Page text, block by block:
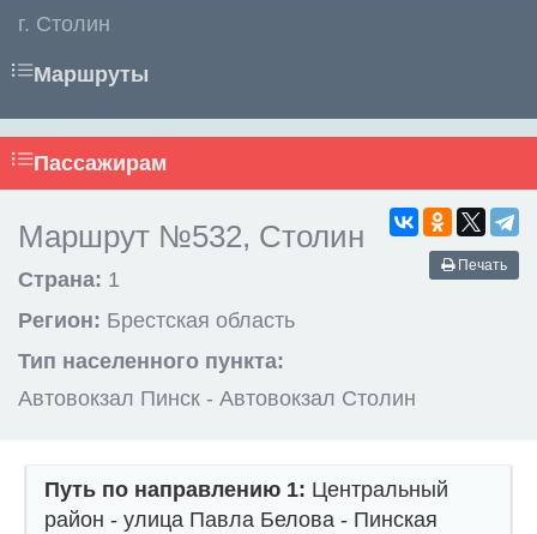
г. Столин
Маршруты
Пассажирам
Печать
Маршрут №532, Столин
Страна: 1
Регион: Брестская область
Тип населенного пункта:
Автовокзал Пинск - Автовокзал Столин
Путь по направлению 1: Центральный
район - улица Павла Белова - Пинская